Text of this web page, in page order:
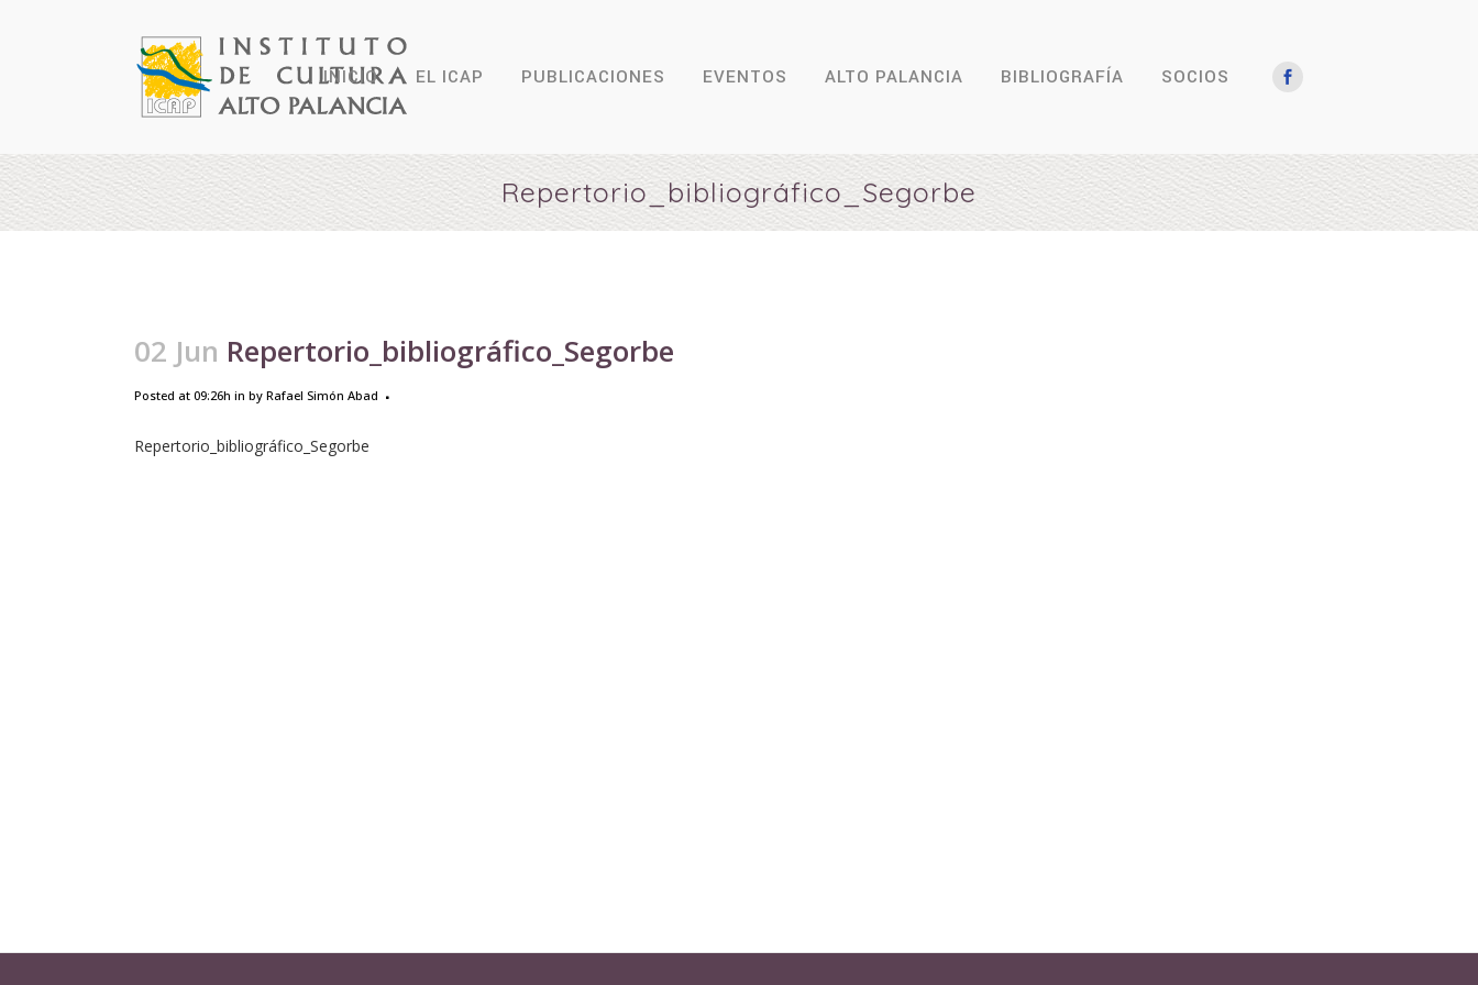
INICIO EL ICAP PUBLICACIONES EVENTOS ALTO PALANCIA BIBLIOGRAFÍA SOCIOS
Repertorio_bibliográfico_Segorbe
02 Jun Repertorio_bibliográfico_Segorbe
Posted at 09:26h in by Rafael Simón Abad
Repertorio_bibliográfico_Segorbe